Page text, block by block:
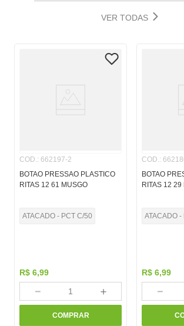
VER TODAS
COD.: 662197-2
BOTAO PRESSAO PLASTICO
RITAS 12 61 MUSGO
ATACADO - PCT C/50
R$ 6,99
＋
－
COMPRAR
COD.:
BOTAO
RITAS 12 29
ATACADO -
R$ 6,99
－